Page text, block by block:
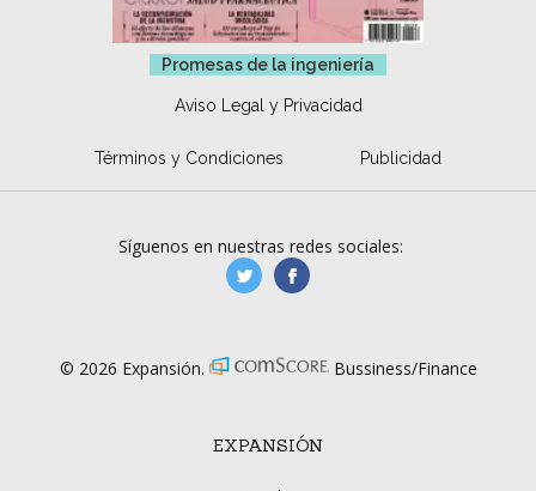
Promesas de la ingeniería
Aviso Legal y Privacidad
Términos y Condiciones Publicidad
EXPANSIÓN
Síguenos en nuestras redes sociales:
manufacturaGE
© 2026 Expansión. Bussiness/Finance